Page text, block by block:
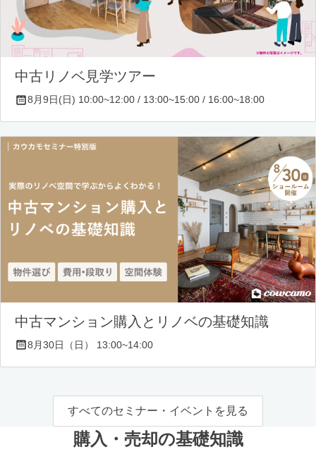
中古リノベ見学ツアー
8月9日(日) 10:00~12:00 / 13:00~15:00 / 16:00~18:00
中古マンション購入とリノベの基礎知識
8月30日（日） 13:00~14:00
すべてのセミナー・イベントを見る
購入・売却の基礎知識